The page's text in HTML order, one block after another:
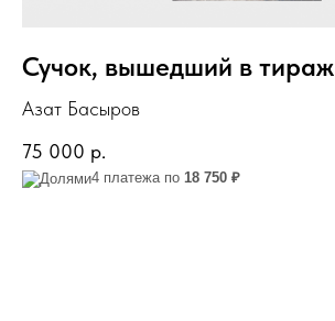
Сучок, вышедший в тираж
Азат Басыров
75 000 р.
4 платежа по 18 750 ₽